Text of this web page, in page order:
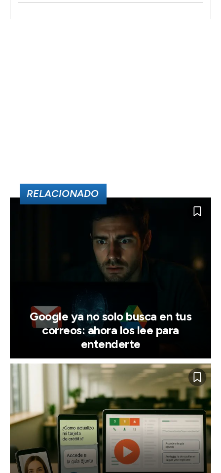
RELACIONADO
Google ya no solo busca en tus
correos: ahora los lee para
entenderte